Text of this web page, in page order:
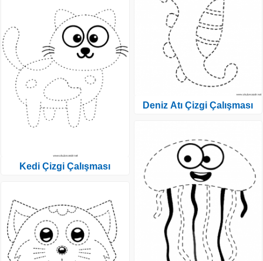
Kedi Çizgi Çalışması
Deniz Atı Çizgi Çalışması